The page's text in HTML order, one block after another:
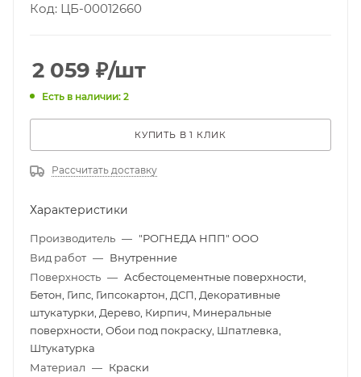
Код: ЦБ-00012660
2 059 ₽/шт
Есть в наличии: 2
КУПИТЬ В 1 КЛИК
Рассчитать доставку
Характеристики
Производитель — "РОГНЕДА НПП" ООО
Вид работ — Внутренние
Поверхность — Асбестоцементные поверхности,
Бетон, Гипс, Гипсокартон, ДСП, Декоративные
штукатурки, Дерево, Кирпич, Минеральные
поверхности, Обои под покраску, Шпатлевка,
Штукатурка
Материал — Краски